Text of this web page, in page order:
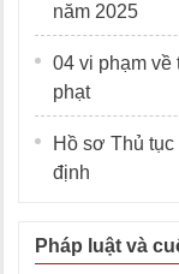
năm 2025
04 vi phạm
phạt
Hồ sơ Thủ
định
Pháp luật và